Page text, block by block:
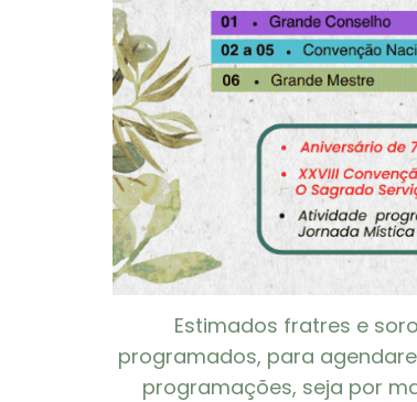
Estimados fratres e
programados, para
programações, seja por